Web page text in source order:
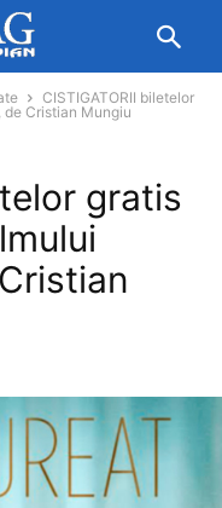
CISTIGATORII biletelor
de Cristian Mungiu
gratis